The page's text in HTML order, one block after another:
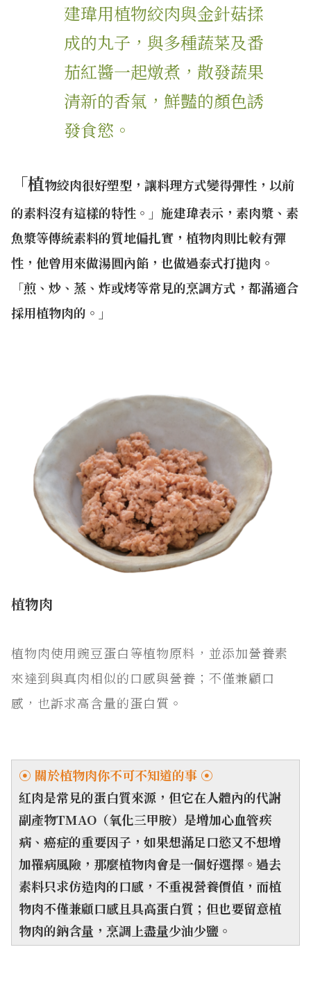
建瑋用植物絞肉與金針菇揉
成的丸子，與多種蔬菜及番
茄紅醬一起燉煮，散發蔬果
清新的香氣，鮮豔的顏色誘
發食慾。
「植物絞肉很好塑型，讓料理方式變得彈性，以前
的素料沒有這樣的特性。」施建瑋表示，素肉漿、素
魚漿等傳統素料的質地偏扎實，植物肉則比較有彈
性，他曾用來做湯圓內餡，也做過泰式打拋肉。
「煎、炒、蒸、炸或烤等常見的烹調方式，都滿適合
採用植物肉的。」
植物肉
植物肉使用豌豆蛋白等植物原料，並添加營養素
來達到與真肉相似的口感與營養；不僅兼顧口
感，也訴求高含量的蛋白質。
⦿ 關於植物肉你不可不知道的事 ⦿
紅肉是常見的蛋白質來源，但它在人體內的代謝
副產物TMAO（氧化三甲胺）是增加心血管疾
病、癌症的重要因子，如果想滿足口慾又不想增
加罹病風險，那麼植物肉會是一個好選擇。過去
素料只求仿造肉的口感，不重視營養價值，而植
物肉不僅兼顧口感且具高蛋白質；但也要留意植
物肉的鈉含量，烹調上盡量少油少鹽。